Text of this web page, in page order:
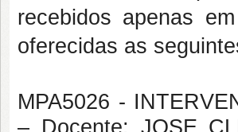
recebidos apenas
oferecidas as
MPA5026 -
– Docente: JOSE